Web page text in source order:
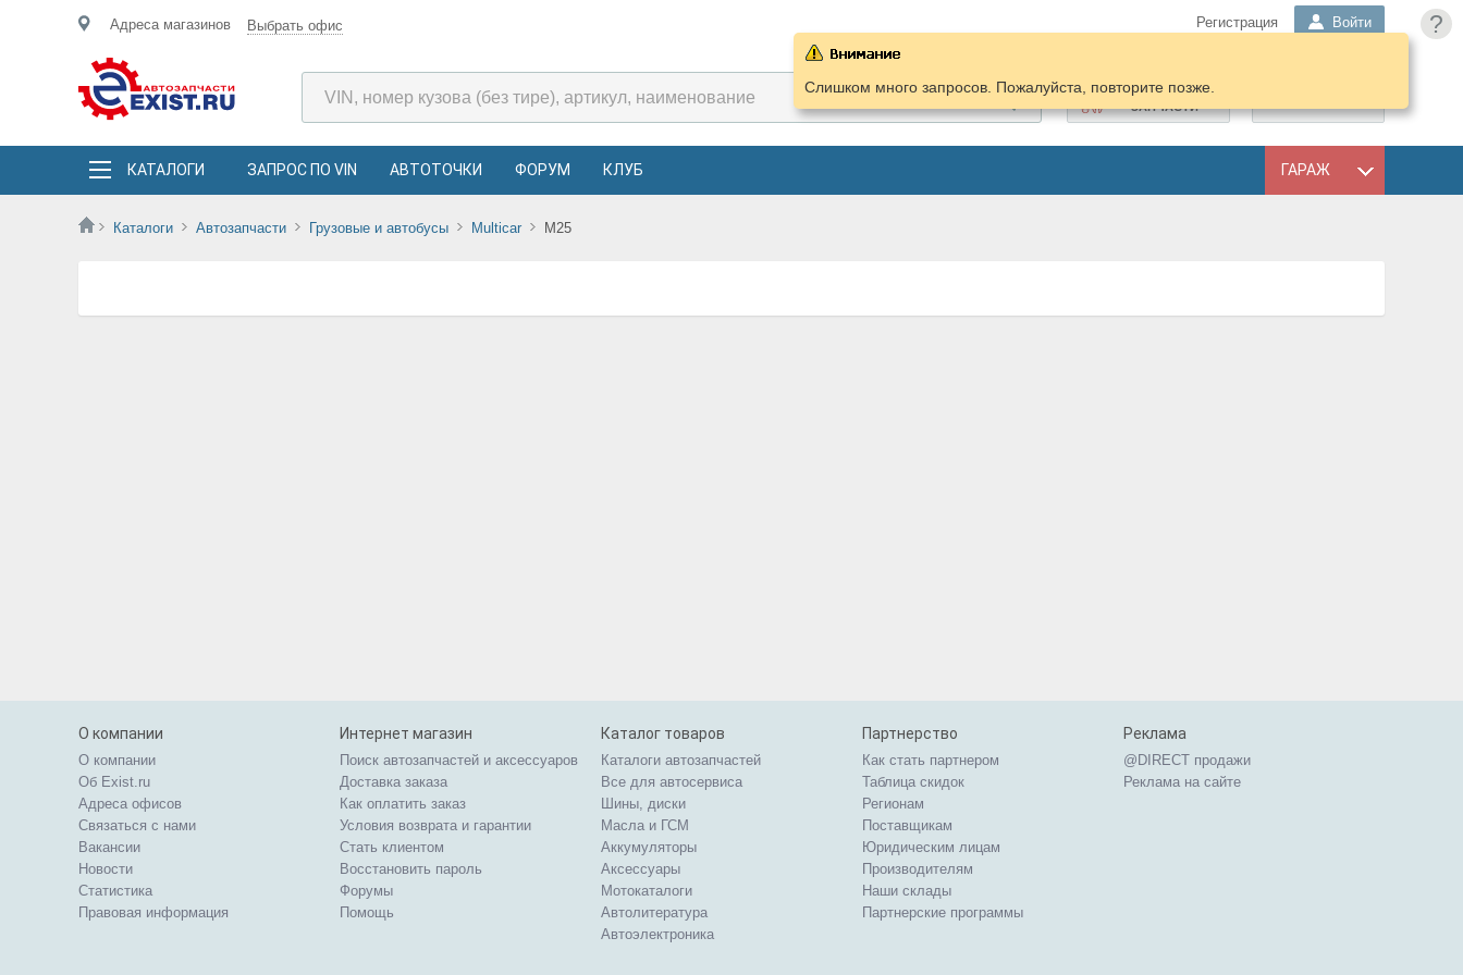
?
Адреса магазинов Выбрать офис Регистрация Войти
ПОДОБРАТЬ
ЗАПЧАСТИ
КАТАЛОГИ ЗАПРОС ПО VIN АВТОТОЧКИ ФОРУМ КЛУБ ГАРАЖ
Каталоги Автозапчасти Грузовые и автобусы Multicar M25
Слишком много запросов. Пожалуйста, повторите позже.
О компании
О компании
Об Exist.ru
Адреса офисов
Связаться с нами
Вакансии
Новости
Статистика
Правовая информация
Интернет магазин
Поиск автозапчастей и аксессуаров
Доставка заказа
Как оплатить заказ
Условия возврата и гарантии
Стать клиентом
Восстановить пароль
Форумы
Помощь
Каталог товаров
Каталоги автозапчастей
Все для автосервиса
Шины, диски
Масла и ГСМ
Аккумуляторы
Аксессуары
Мотокаталоги
Автолитература
Автоэлектроника
Партнерство
Как стать партнером
Таблица скидок
Регионам
Поставщикам
Юридическим лицам
Производителям
Наши склады
Партнерские программы
Реклама
@DIRECT продажи
Реклама на сайте